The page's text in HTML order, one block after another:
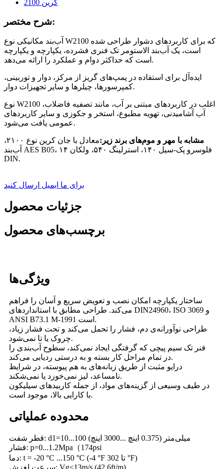
شرح مختصر:
آب‌بند مکانیکی نوع W2100 که برای کاربردهای دشوار طراحی شده
است، یک آب‌بند الاستومر تک فنری فشرده، یکپارچه و یکپارچه
است که حداکثر دوام و عملکرد را ارائه می‌دهد.
ایده‌آل برای استفاده در پمپ‌های گریز از مرکز، دوار و توربینی،
کمپرسورها، چیلرها و سایر تجهیزات دوار.
نوع W2100 اغلب در کاربردهای مبتنی بر آب، مانند تصفیه فاضلاب،
آب آشامیدنی، تهویه مطبوع، استخر و جکوزی و سایر کاربردهای
عمومی یافت می‌شود.
مشابه با مهر و موم‌های برند زیر:
معادل با جان کرین نوع ۲۱۰۰،
آب‌بند AES B05، فلوسرو پک-سیل ۱۴۰، استرلینگ ۵۴۰، ولکان ۱۴
DIN.
برای ما ایمیل ارسال کنید
جزئیات محصول
برچسب‌های محصول
ویژگی‌ها
ساختار یکپارچه امکان نصب و تعویض سریع و آسان را فراهم
می‌کند. طراحی مطابق با استانداردهای DIN24960، ISO 3069 و
ANSI B73.1 M-1991 است.
طراحی نوآورانه‌ی دم، فشار را تحمل می‌کند و تحت فشار زیاد،
چروک یا تا نمی‌شود.
فنر تک سیم پیچی که گرفتگی ایجاد نمی‌کند، سطوح آب‌بندی را
در تمام مراحل کار بسته و به درستی ردیابی می‌کند.
درایو مثبت از طریق زبانه‌های به هم پیوسته، در شرایط
نامساعد، لیز نمی‌خورد یا نمی‌شکند.
در طیف وسیعی از گزینه‌های مواد، از جمله کاربیدهای سیلیکون
با کارایی بالا، موجود است.
محدوده عملیاتی
قطر شفت: d1=10...100 میلی‌متر (0.375 اینچ ...3000 اینچ)
فشار: p=0...1.2Mpa（174psi
دما: t = -20 °C ...150 °C (-4 °F تا 302 °F)
سرعت لغزش: Vg≤13m/s (42.6ft/m)